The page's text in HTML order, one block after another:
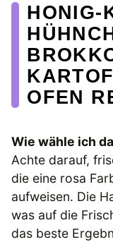
HONIG-
OFEN
Wie wähle ich
Achte darauf,
die eine rosa
aufweisen. Die
was auf die
das beste